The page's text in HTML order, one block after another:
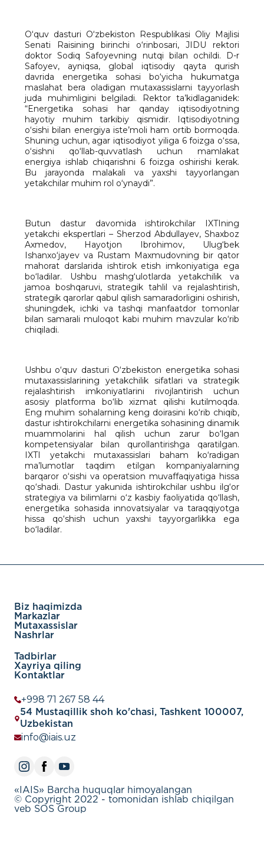
O‘quv dasturi O‘zbekiston Respublikasi Oliy Majlisi
Senati Raisining birinchi o‘rinbosari, JIDU rektori
doktor Sodiq Safoyevning nutqi bilan ochildi. D-r
Safoyev, ayniqsa, global iqtisodiy qayta qurish
davrida energetika sohasi bo‘yicha hukumatga
maslahat bera oladigan mutaxassislarni tayyorlash
juda muhimligini belgiladi. Rektor ta’kidlaganidek:
“Energetika sohasi har qanday iqtisodiyotning
hayotiy muhim tarkibiy qismidir. Iqtisodiyotning
o‘sishi bilan energiya iste’moli ham ortib bormoqda.
Shuning uchun, agar iqtisodiyot yiliga 6 foizga o‘ssa,
o‘sishni qo‘llab-quvvatlash uchun mamlakat
energiya ishlab chiqarishni 6 foizga oshirishi kerak.
Bu jarayonda malakali va yaxshi tayyorlangan
yetakchilar muhim rol o‘ynaydi”.
Butun dastur davomida ishtirokchilar IXTIning
yetakchi ekspertlari – Sherzod Abdullayev, Shaxboz
Axmedov, Hayotjon Ibrohimov, Ulug‘bek
Ishanxo‘jayev va Rustam Maxmudovning bir qator
mahorat darslarida ishtirok etish imkoniyatiga ega
bo‘ladilar. Ushbu mashg‘ulotlarda yetakchilik va
jamoa boshqaruvi, strategik tahlil va rejalashtirish,
strategik qarorlar qabul qilish samaradorligini oshirish,
shuningdek, ichki va tashqi manfaatdor tomonlar
bilan samarali muloqot kabi muhim mavzular ko‘rib
chiqiladi.
Ushbu o‘quv dasturi O‘zbekiston energetika sohasi
mutaxassislarining yetakchilik sifatlari va strategik
rejalashtirish imkoniyatlarini rivojlantirish uchun
asosiy platforma bo‘lib xizmat qilishi kutilmoqda.
Eng muhim sohalarning keng doirasini ko‘rib chiqib,
dastur ishtirokchilarni energetika sohasining dinamik
muammolarini hal qilish uchun zarur bo‘lgan
kompetensiyalar bilan qurollantirishga qaratilgan.
IXTI yetakchi mutaxassislari baham ko‘radigan
ma’lumotlar taqdim etilgan kompaniyalarning
barqaror o‘sishi va operatsion muvaffaqiyatiga hissa
qo‘shadi. Dastur yakunida ishtirokchilar ushbu ilg‘or
strategiya va bilimlarni o‘z kasbiy faoliyatida qo‘llash,
energetika sohasida innovatsiyalar va taraqqiyotga
hissa qo‘shish uchun yaxshi tayyorgarlikka ega
bo‘ladilar.
Biz haqimizda
Markazlar
Mutaxassislar
Nashrlar
Tadbirlar
Xayriya qiling
Kontaktlar
+998 71 267 58 44
54 Mustaqillik shoh ko'chasi, Tashkent 100007,
Uzbekistan
info@iais.uz
«IAIS» Barcha huquqlar himoyalangan
© Copyright 2022 - tomonidan ishlab chiqilgan
veb SOS Group